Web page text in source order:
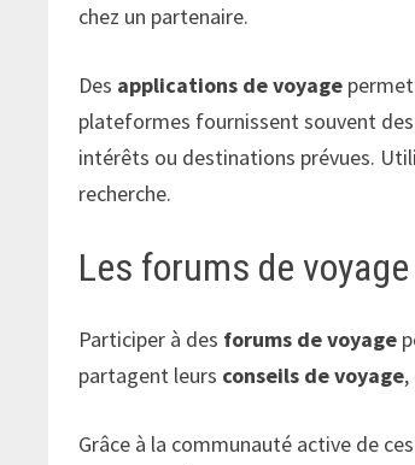
chez un partenaire.
Des applications de voyage
plateformes fournissent souvent
intérêts ou destinations prévues.
recherche.
Les forums de
Participer à des forums de voyage
partagent leurs conseils de voyage
Grâce à la communauté active de